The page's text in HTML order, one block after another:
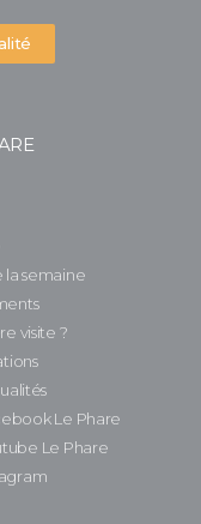
la semaine
visite ?
Le Phare
Le Phare